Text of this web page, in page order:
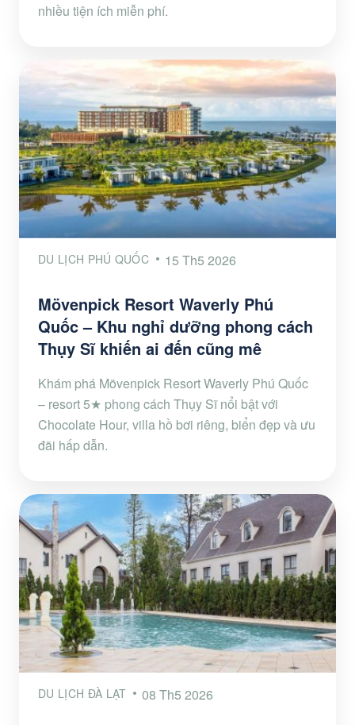
nhiều tiện ích miễn phí.
DU LỊCH PHÚ QUỐC 15 Th5 2026
Mövenpick Resort Waverly Phú
Quốc – Khu nghỉ dưỡng phong cách
Thụy Sĩ khiến ai đến cũng mê
Khám phá Mövenpick Resort Waverly Phú Quốc
– resort 5★ phong cách Thụy Sĩ nổi bật với
Chocolate Hour, villa hồ bơi riêng, biển đẹp và ưu
đãi hấp dẫn.
DU LỊCH ĐÀ LẠT 08 Th5 2026